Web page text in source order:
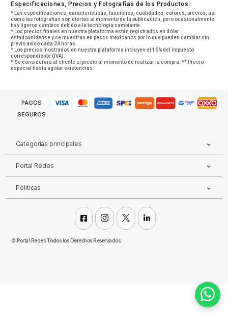
Especificaciones, Precios y Fotografías de los Productos:
* Las especificaciones, características, funciones, cualidades, colores, precios, así
como las fotografías son ciertas al momento de la publicación, pero ocasionalmente
hay ligeros cambios debido a la tecnología cambiante.
* Los precios finales en nuestra plataforma están registrados en dólar
estadounidense y se muestran en pesos mexicanos por lo que pueden cambiar sin
previo aviso cada 24 horas.
* Los precios mostrados en nuestra plataforma incluyen el 16% del impuesto
correspondiente (IVA).
* Se considerará al cliente el precio al momento de realizar la compra. ** Precio
especial hasta agotar existencias.
PAGOS
SEGUROS
Categorías principales
Portal Redes
Políticas
   
© Portal Redes Todos los Derechos Reservados.